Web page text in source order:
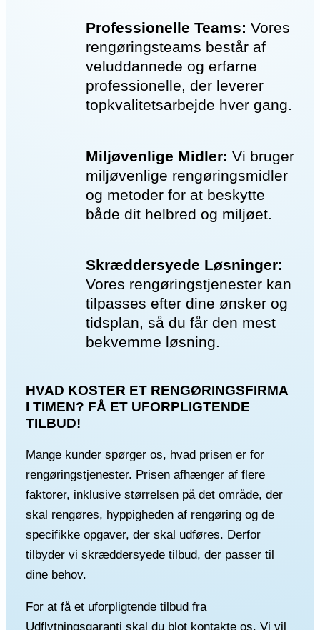
Professionelle Teams: Vores
rengøringsteams består af
veluddannede og erfarne
professionelle, der leverer
topkvalitetsarbejde hver gang.
Miljøvenlige Midler: Vi bruger
miljøvenlige rengøringsmidler
og metoder for at beskytte
både dit helbred og miljøet.
Skræddersyede Løsninger:
Vores rengøringstjenester kan
tilpasses efter dine ønsker og
tidsplan, så du får den mest
bekvemme løsning.
HVAD KOSTER ET RENGØRINGSFIRMA
I TIMEN? FÅ ET UFORPLIGTENDE
TILBUD!
Mange kunder spørger os, hvad prisen er for
rengøringstjenester. Prisen afhænger af flere
faktorer, inklusive størrelsen på det område, der
skal rengøres, hyppigheden af rengøring og de
specifikke opgaver, der skal udføres. Derfor
tilbyder vi skræddersyede tilbud, der passer til
dine behov.
For at få et uforpligtende tilbud fra
Udflytningsgaranti skal du blot kontakte os. Vi vil